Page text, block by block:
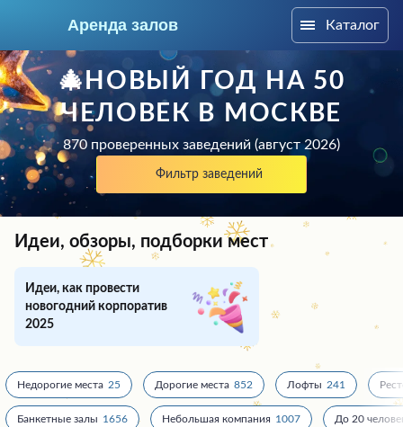
Аренда залов
Москва
Колл-центр
+7 (969) 283-12-35
Подберите мне зал
Каталог
🎄НОВЫЙ ГОД НА 50
ЧЕЛОВЕК В МОСКВЕ
870 проверенных заведений (август 2026)
Фильтр заведений
Идеи, обзоры, подборки мест
Идеи, как провести
новогодний корпоратив
2025
Недорогие места 25 Дорогие места 852 Лофты 241
Банкетные залы 1656 Небольшая компания 1007 До 20